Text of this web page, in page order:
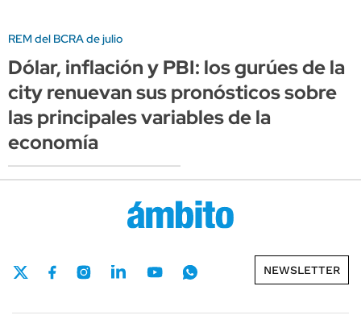
REM del BCRA de julio
Dólar, inflación y PBI: los gurúes de la
city renuevan sus pronósticos sobre
las principales variables de la
economía
NEWSLETTER